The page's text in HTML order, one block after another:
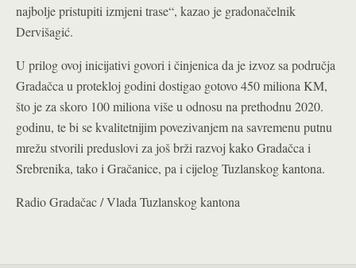
najbolje pristupiti izmjeni trase“, kazao je gradonačelnik
Dervišagić.
U prilog ovoj inicijativi govori i činjenica da je izvoz sa područja
Gradačca u protekloj godini dostigao gotovo 450 miliona KM,
što je za skoro 100 miliona više u odnosu na prethodnu 2020.
godinu, te bi se kvalitetnijim povezivanjem na savremenu putnu
mrežu stvorili preduslovi za još brži razvoj kako Gradačca i
Srebrenika, tako i Gračanice, pa i cijelog Tuzlanskog kantona.
Radio Gradačac / Vlada Tuzlanskog kantona